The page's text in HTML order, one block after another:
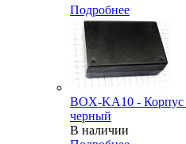
Подробнее
BOX-KA10 - Корпус
черный
В наличии